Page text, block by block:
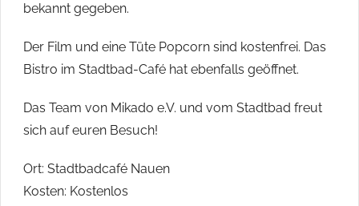
bekannt gegeben.
Der Film und eine Tüte Popcorn sind kostenfrei. Das
Bistro im Stadtbad-Café hat ebenfalls geöffnet.
Das Team von Mikado e.V. und vom Stadtbad freut
sich auf euren Besuch!
Ort: Stadtbadcafé Nauen
Kosten: Kostenlos